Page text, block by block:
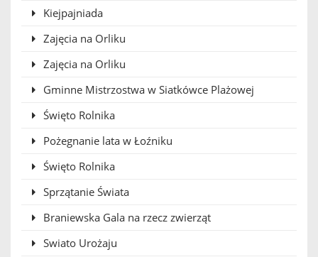
Kiejpajniada
Zajęcia na Orliku
Zajęcia na Orliku
Gminne Mistrzostwa w Siatkówce Plażowej
Święto Rolnika
Pożegnanie lata w Łoźniku
Święto Rolnika
Sprzątanie Świata
Braniewska Gala na rzecz zwierząt
Swiato Urożaju